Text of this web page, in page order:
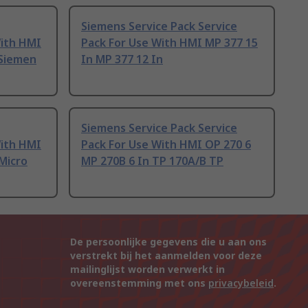
HMI
Siemens Service Pack Service
Pack For Use With HMI MP 377 15
In MP 377 12 In
HMI
Siemens Service Pack Service
Pack For Use With HMI OP 270 6
MP 270B 6 In TP 170A/B TP
De persoonlijke gegevens die u aan ons
verstrekt bij het aanmelden voor deze
mailinglijst worden verwerkt in
overeenstemming met ons privacybeleid.